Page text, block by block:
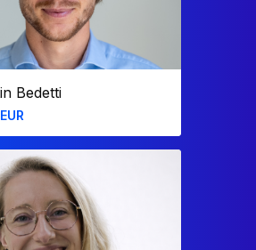
Bedetti
rejoint l’aventure F31 en 2016.​
des projets de BI et
métier (EDF, Sanofi,
Suez, Orange, Lagardère,
développé des modèles
(Gecina, Nexity, Catella,
eRE).​